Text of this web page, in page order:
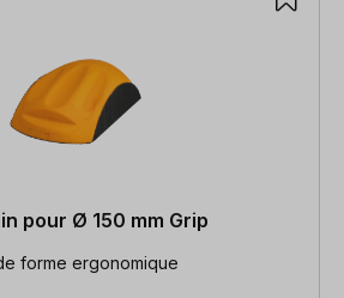
pour Ø 150 mm Grip
forme ergonomique